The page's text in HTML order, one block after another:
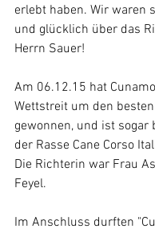
erlebt haben. Wir waren
und glücklich über das
Herrn Sauer!
Am 06.12.15 hat
Wettstreit um den
gewonnen, und ist sogar
der Rasse Cane Corso
Die Richterin war Frau
Feyel.
Im Anschluss durften